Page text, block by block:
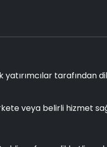
tarafından
veya belirli hizmet